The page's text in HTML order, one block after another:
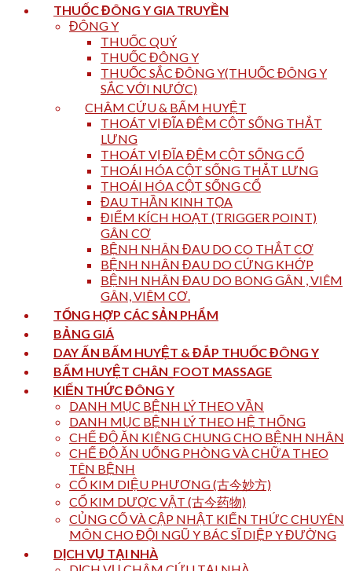
THUỐC ĐÔNG Y GIA TRUYỀN
ĐÔNG Y
THUỐC QUÝ
THUỐC ĐÔNG Y
THUỐC SẮC ĐÔNG Y(THUỐC ĐÔNG Y
SẮC VỚI NƯỚC)
CHÂM CỨU & BẤM HUYỆT
THOÁT VỊ ĐĨA ĐỆM CỘT SỐNG THẮT
LƯNG
THOÁT VỊ ĐĨA ĐỆM CỘT SỐNG CỔ
THOÁI HÓA CỘT SỐNG THẮT LƯNG
THOÁI HÓA CỘT SỐNG CỔ
ĐAU THẦN KINH TỌA
ĐIỂM KÍCH HOẠT (TRIGGER POINT)
GÂN CƠ
BỆNH NHÂN ĐAU DO CO THẮT CƠ
BỆNH NHÂN ĐAU DO CỨNG KHỚP
BỆNH NHÂN ĐAU DO BONG GÂN , VIÊM
GÂN, VIÊM CƠ.
TỔNG HỢP CÁC SẢN PHẨM
BẢNG GIÁ
DAY ẤN BẤM HUYỆT & ĐẮP THUỐC ĐÔNG Y
BẤM HUYỆT CHÂN_FOOT MASSAGE
KIẾN THỨC ĐÔNG Y
DANH MỤC BỆNH LÝ THEO VẦN
DANH MỤC BỆNH LÝ THEO HỆ THỐNG
CHẾ ĐỘ ĂN KIÊNG CHUNG CHO BỆNH NHÂN
CHẾ ĐỘ ĂN UỐNG PHÒNG VÀ CHỮA THEO
TÊN BỆNH
CỔ KIM DIỆU PHƯƠNG (古今妙方)
CỔ KIM DƯỢC VẬT (古今药物)
CỦNG CỐ VÀ CẬP NHẬT KIẾN THỨC CHUYÊN
MÔN CHO ĐỘI NGŨ Y BÁC SĨ DIỆP Y ĐƯỜNG
DỊCH VỤ TẠI NHÀ